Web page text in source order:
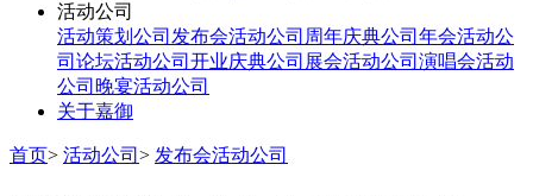
活动公司
活动策划公司 发布会活动公司 周年庆典公司 年会活动公
司 论坛活动公司 开业庆典公司 展会活动公司 演唱会活动
公司 晚宴活动公司
关于嘉御
首页> 活动公司 > 发布会活动公司